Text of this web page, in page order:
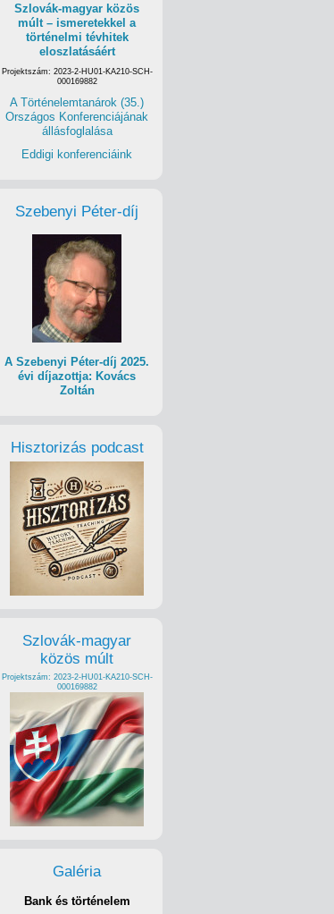
Szlovák-magyar közös
múlt – ismeretekkel a
történelmi tévhitek
eloszlatásáért
Projektszám: 2023-2-HU01-KA210-SCH-
000169882
A Történelemtanárok (35.)
Országos Konferenciájának
állásfoglalása
Eddigi konferenciáink
Szebenyi Péter-díj
A Szebenyi Péter-díj 2025.
évi díjazottja: Kovács
Zoltán
Hisztorizás podcast
Szlovák-magyar
közös múlt
Projektszám: 2023-2-HU01-KA210-SCH-
000169882
Galéria
Bank és történelem